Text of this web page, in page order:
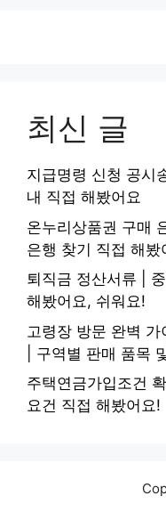
최신 글
지급명령 신청 공시
내 직접 해봤어요
온누리상품권 구매
은행 찾기 직접 해봤
퇴직금 정산서류 |
해봤어요, 쉬워요!
고령장 방문 완벽
| 구역별 판매 품목
주택연금가입조건
요건 직접 해봤어요!